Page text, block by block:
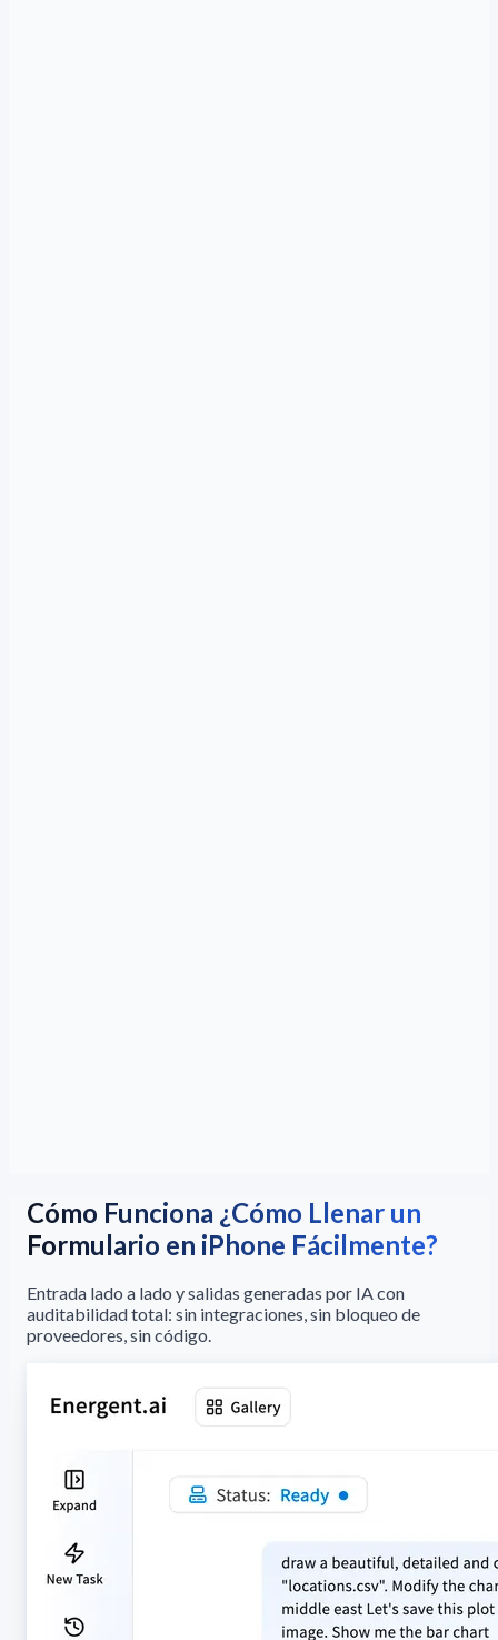
Cómo Funciona ¿Cómo Llenar un
Formulario en iPhone Fácilmente?
Entrada lado a lado y salidas generadas por IA con
auditabilidad total: sin integraciones, sin bloqueo de
proveedores, sin código.